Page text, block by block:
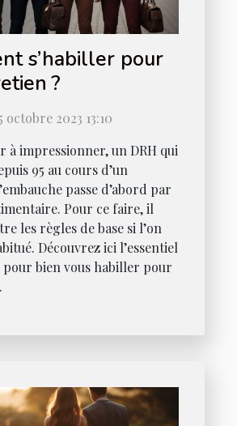
s’habiller pour
?
2023 13:10
à impressionner, un DRH qui
95 au cours d’un
passe d’abord par
Pour ce faire, il
les règles de base si l’on
Découvrez ici l’essentiel
pour bien vous habiller pour